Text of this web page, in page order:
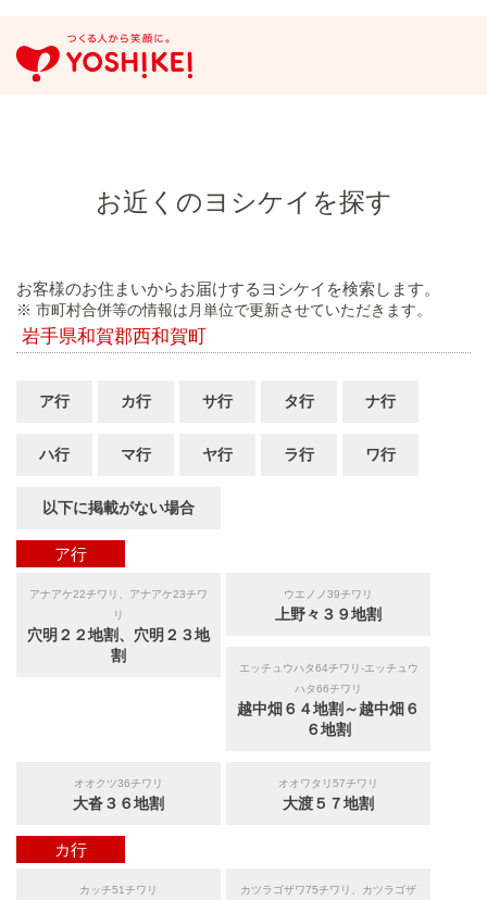
お近くのヨシケイを探す
お客様のお住まいからお届けするヨシケイを検索します。
※ 市町村合併等の情報は月単位で更新させていただきます。
岩手県和賀郡西和賀町
ア行 カ行 サ行 タ行 ナ行
ハ行 マ行 ヤ行 ラ行 ワ行
以下に掲載がない場合
ア行
アナアケ22チワリ、アナアケ23チワ
リ
穴明２２地割、穴明２３地
割
ウエノノ39チワリ
上野々３９地割
エッチュウハタ64チワリ-エッチュウ
ハタ66チワリ
越中畑６４地割～越中畑６
６地割
オオクツ36チワリ
大沓３６地割
オオワタリ57チワリ
大渡５７地割
カ行
カッチ51チワリ
カツラゴザワ75チワリ、カツラゴザ